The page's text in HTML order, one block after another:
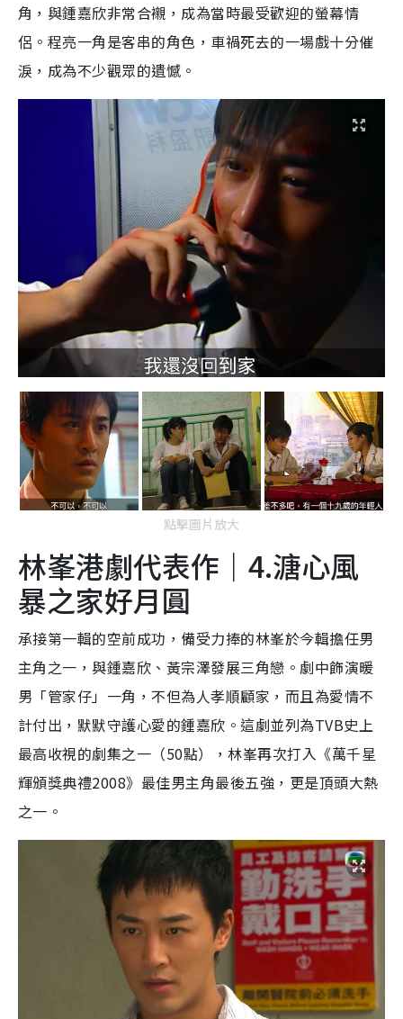
角，與鍾嘉欣非常合襯，成為當時最受歡迎的螢幕情
侶。程亮一角是客串的角色，車禍死去的一場戲十分催
淚，成為不少觀眾的遺憾。
點擊圖片放大
林峯港劇代表作｜4.溏心風
暴之家好月圓
承接第一輯的空前成功，備受力捧的林峯於今輯擔任男
主角之一，與鍾嘉欣、黃宗澤發展三角戀。劇中飾演暖
男「管家仔」一角，不但為人孝順顧家，而且為愛情不
計付出，默默守護心愛的鍾嘉欣。這劇並列為TVB史上
最高收視的劇集之一（50點），林峯再次打入《萬千星
輝頒獎典禮2008》最佳男主角最後五強，更是頂頭大熱
之一。